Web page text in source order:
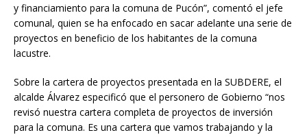
y financiamiento para la comuna de Pucón”, comentó el jefe
comunal, quien se ha enfocado en sacar adelante una serie de
proyectos en beneficio de los habitantes de la comuna
lacustre.
Sobre la cartera de proyectos presentada en la SUBDERE, el
alcalde Álvarez especificó que el personero de Gobierno “nos
revisó nuestra cartera completa de proyectos de inversión
para la comuna. Es una cartera que vamos trabajando y la